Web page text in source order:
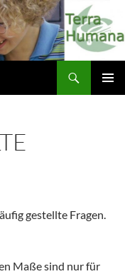
gestellte Fragen.
Maße sind nur für